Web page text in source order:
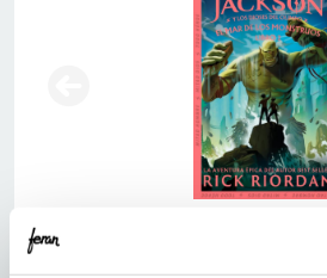
El mar de los